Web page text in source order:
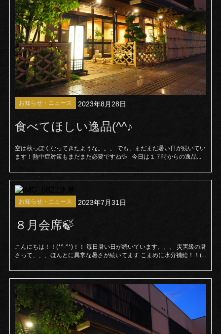
お知らせ・ニュース 2023年8月28日
食べてほしい逸品(^^♪
空は秋っぽくなってきたような。。。 でも、まだまだ暑い日が続いてい
ます！熱中症対策もまだまだ必要ですね💦 今日は１７時からの逸品...
お知らせ・ニュース 2023年7月31日
８月会席🍃
こんにちは！！(*^-^*)！！ 毎日暑い日が続いています。。。 災害級の暑
さって、、、ほんとに異常な暑さが続いてます こまめに水分補給！！(...